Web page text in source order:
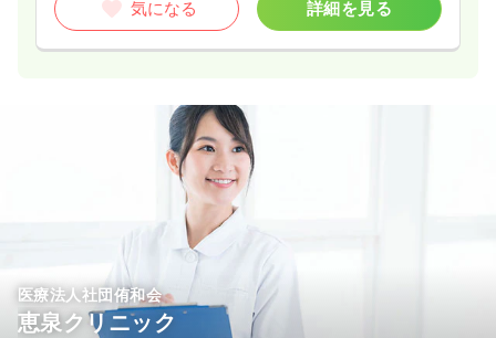
気になる 詳細を見る
医療法人社団侑和会
恵泉クリニック